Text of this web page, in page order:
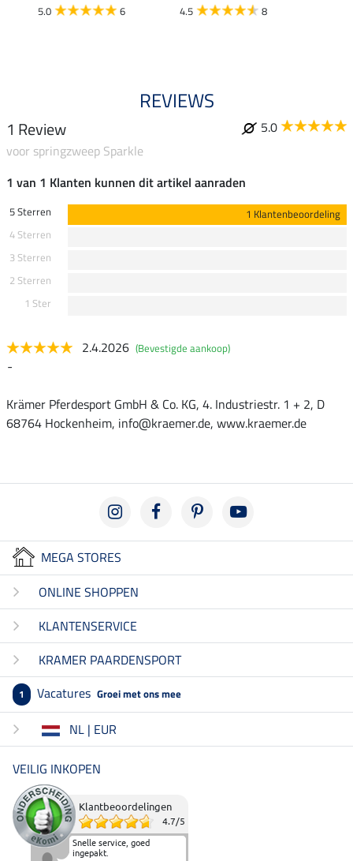
5.0 6 4.5 8
REVIEWS
1 Review
5.0
voor springzweep Sparkle
1 van 1 Klanten kunnen dit artikel aanraden
5 Sterren
1 Klantenbeoordeling
4 Sterren
3 Sterren
2 Sterren
1 Ster
2.4.2026 (Bevestigde aankoop)
-
Krämer Pferdesport GmbH & Co. KG, 4. Industriestr. 1 + 2, D
68764 Hockenheim, info@kraemer.de, www.kraemer.de
MEGA STORES
ONLINE SHOPPEN
KLANTENSERVICE
KRAMER PAARDENSPORT
1 Vacatures Groei met ons mee
NL | EUR
VEILIG INKOPEN
Klantbeoordelingen
4.7/5
Snelle service, goed
ingepakt.